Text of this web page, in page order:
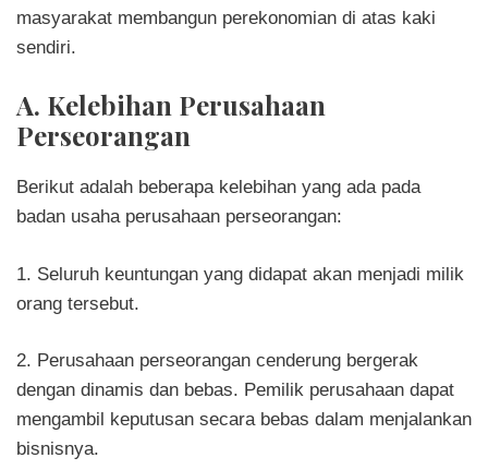
masyarakat membangun perekonomian di atas kaki
sendiri.
A. Kelebihan Perusahaan
Perseorangan
Berikut adalah beberapa kelebihan yang ada pada
badan usaha perusahaan perseorangan:
1. Seluruh keuntungan yang didapat akan menjadi milik
orang tersebut.
2. Perusahaan perseorangan cenderung bergerak
dengan dinamis dan bebas. Pemilik perusahaan dapat
mengambil keputusan secara bebas dalam menjalankan
bisnisnya.